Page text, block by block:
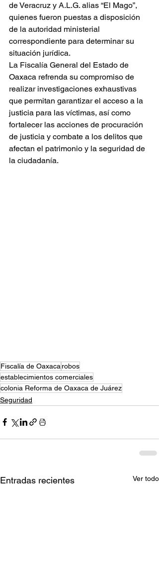
de Veracruz y A.L.G. alias “El Mago”,
quienes fueron puestas a disposición
de la autoridad ministerial
correspondiente para determinar su
situación jurídica.
La Fiscalía General del Estado de
Oaxaca refrenda su compromiso de
realizar investigaciones exhaustivas
que permitan garantizar el acceso a la
justicia para las víctimas, así como
fortalecer las acciones de procuración
de justicia y combate a los delitos que
afectan el patrimonio y la seguridad de
la ciudadanía.
Fiscalía de Oaxaca robos
establecimientos comerciales
colonia Reforma de Oaxaca de Juárez
Seguridad
Entradas recientes Ver todo